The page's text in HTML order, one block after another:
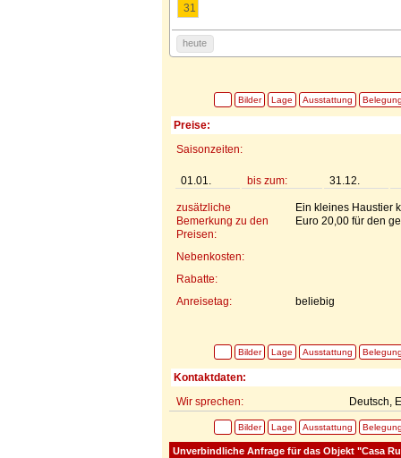
31
heute
Bilder Lage Ausstattung
Preise:
Saisonzeiten:
01.01. bis zum: 31.12.
zusätzliche
Bemerkung zu den
Preisen:
Ein kleines Haustier
Euro 20,00 für den
Nebenkosten:
Rabatte:
Anreisetag:
beliebig
Bilder Lage Ausstattung
Kontaktdaten:
Wir sprechen:
Deutsch,
Bilder Lage Ausstattung
Unverbindliche Anfrage für das Objekt "Casa